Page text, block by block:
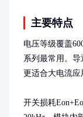
主要特点
电压等级覆盖
系列最常用。导
更适合大电流应
开关损耗